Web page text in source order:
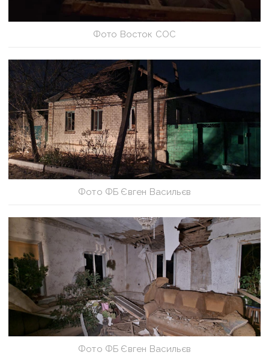
Фото Восток СОС
Фото ФБ Євген Васильєв
Фото ФБ Євген Васильєв